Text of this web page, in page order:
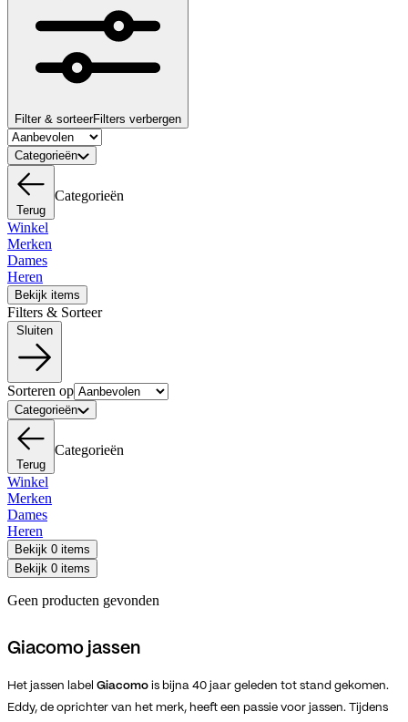
Filter & sorteerFilters verbergen
Categorieën
Terug
Categorieën
Winkel
Merken
Dames
Heren
Bekijk items
Filters & Sorteer
Sorteren op
Categorieën
Terug
Categorieën
Winkel
Merken
Dames
Heren
Bekijk 0 items
Bekijk 0 items
Geen producten gevonden
Giacomo jassen
Het jassen label Giacomo is bijna 40 jaar geleden tot stand gekomen.
Eddy, de oprichter van het merk, heeft een passie voor jassen. Tijdens